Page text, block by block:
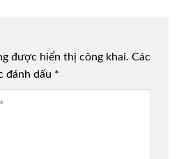
được hiển thị công khai. Các
đánh dấu *